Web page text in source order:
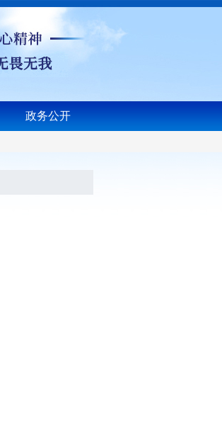
政务公开